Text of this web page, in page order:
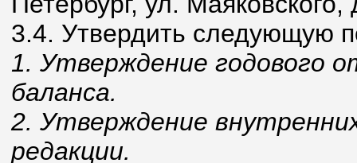
3.4. Утвердить следующую
1. Утверждение годового
баланса.
2. Утверждение
редакции.